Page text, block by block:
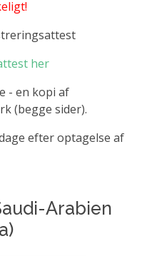
her
- en kopi af
(begge sider).
efter optagelse af
Arabien